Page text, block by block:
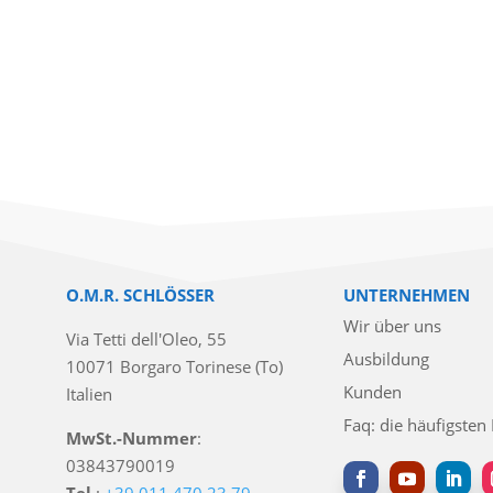
O.M.R. SCHLÖSSER
Via Tetti dell'Oleo, 55
10071 Borgaro Torinese (To)
Italien
MwSt.-Nummer:
03843790019
UNTERNEHMEN
Wir über uns
Ausbildung
Kunden
Faq: die häufigsten